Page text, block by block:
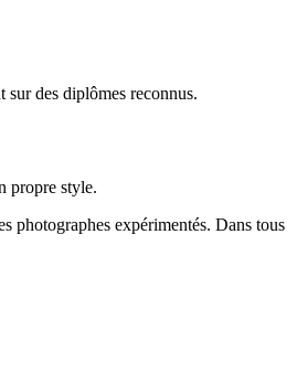
sur des diplômes reconnus.
propre style.
photographes expérimentés. Dans tous